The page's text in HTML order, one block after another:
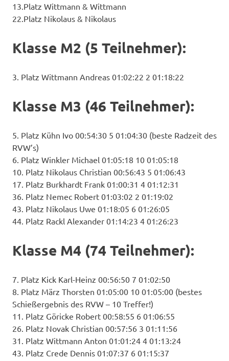
13.Platz Wittmann & Wittmann
22.Platz Nikolaus & Nikolaus
Klasse M2 (5 Teilnehmer):
3. Platz Wittmann Andreas 01:02:22 2 01:18:22
Klasse M3 (46 Teilnehmer):
5. Platz Kühn Ivo 00:54:30 5 01:04:30 (beste Radzeit des
RVW’s)
6. Platz Winkler Michael 01:05:18 10 01:05:18
10. Platz Nikolaus Christian 00:56:43 5 01:06:43
17. Platz Burkhardt Frank 01:00:31 4 01:12:31
36. Platz Nemec Robert 01:03:02 2 01:19:02
43. Platz Nikolaus Uwe 01:18:05 6 01:26:05
44. Platz Rackl Alexander 01:14:23 4 01:26:23
Klasse M4 (74 Teilnehmer):
7. Platz Kick Karl-Heinz 00:56:50 7 01:02:50
8. Platz März Thorsten 01:05:00 10 01:05:00 (bestes
Schießergebnis des RVW – 10 Treffer!)
11. Platz Göricke Robert 00:58:55 6 01:06:55
26. Platz Novak Christian 00:57:56 3 01:11:56
31. Platz Wittmann Anton 01:01:24 4 01:13:24
43. Platz Crede Dennis 01:07:37 6 01:15:37